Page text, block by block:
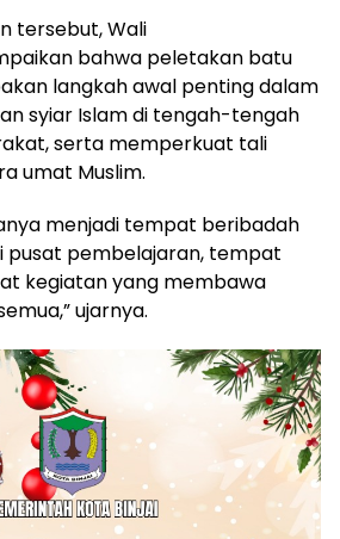
tersebut, Wali
bahwa peletakan batu
langkah awal penting dalam
syiar Islam di tengah-tengah
serta memperkuat tali
umat Muslim.
menjadi tempat beribadah
pusat pembelajaran, tempat
kegiatan yang membawa
ujarnya.